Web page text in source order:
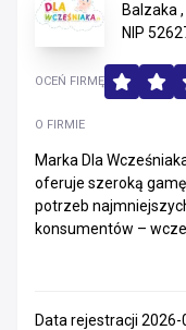
Balzaka
NIP
O FIRMIE
Marka Dla
oferuje szeroką
potrzeb
konsumentów –
OCEŃ FIRMĘ
Data rejestracji 2026-